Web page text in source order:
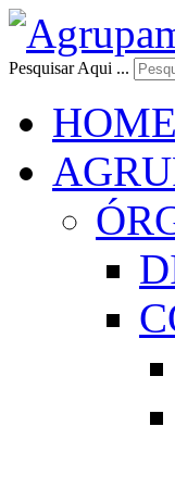
Pesquisar Aqui ...
HOME